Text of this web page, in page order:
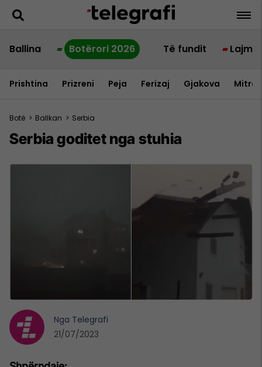
Ballina Botërori 2026 Të fundit Lajme
Prishtina Prizreni Peja Ferizaj Gjakova
Botë > Ballkan > Serbia
Serbia goditet nga stuhia
Nga Telegrafi
21/07/2023